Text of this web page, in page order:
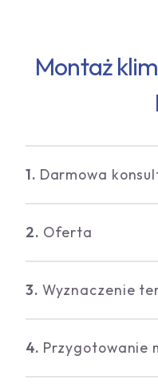
Montaż
1. Darmowa
2. Oferta
3. Wyznaczenie
4. Przygotowanie